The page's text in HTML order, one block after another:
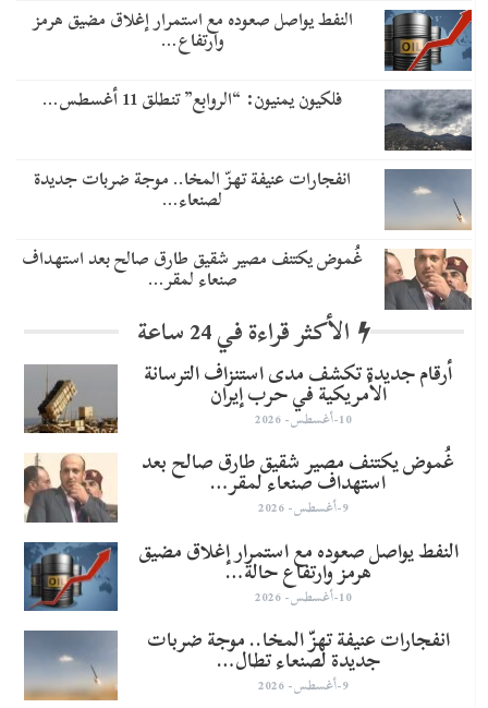
النفط يواصل صعوده مع استمرار إغلاق مضيق هرمز
وارتفاع…
فلكيون يمنيون: “الروابع” تنطلق 11 أغسطس…
انفجارات عنيفة تهزّ المخا.. موجة ضربات جديدة
لصنعاء…
غُموض يكتنف مصير شقيق طارق صالح بعد استهداف
صنعاء لمقر…
الأكثر قراءة في 24 ساعة
أرقام جديدة تكشف مدى استنزاف الترسانة
الأمريكية في حرب إيران
10-أغسطس- 2026
غُموض يكتنف مصير شقيق طارق صالح بعد
استهداف صنعاء لمقر…
9-أغسطس- 2026
النفط يواصل صعوده مع استمرار إغلاق مضيق
هرمز وارتفاع حالة…
10-أغسطس- 2026
انفجارات عنيفة تهزّ المخا.. موجة ضربات
جديدة لصنعاء تطال…
9-أغسطس- 2026